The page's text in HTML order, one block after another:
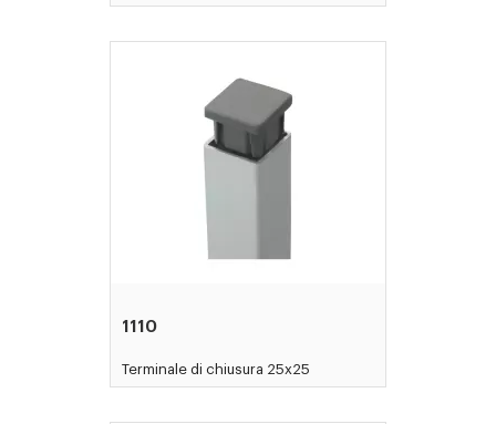
1110
Terminale di chiusura 25x25